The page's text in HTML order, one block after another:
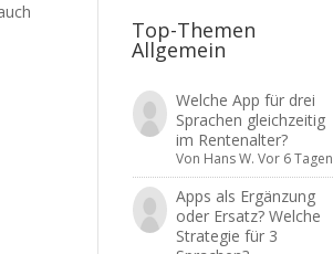
Top-Themen
Allgemein
Welche App für drei
Sprachen gleichzeitig
im Rentenalter?
Von Hans W. Vor 6 Tagen
Apps als Ergänzung
oder Ersatz? Welche
Strategie für 3